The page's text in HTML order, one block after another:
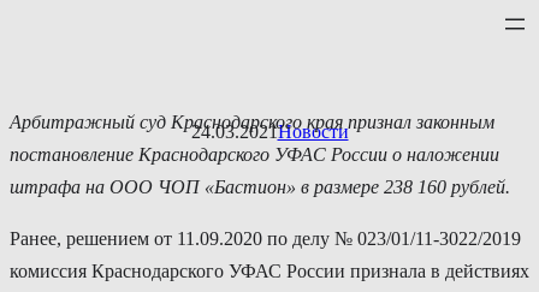
24.03.2021Новости
Арбитражный суд Краснодарского края признал законным
постановление Краснодарского УФАС России о наложении
штрафа на ООО ЧОП «Бастион» в размере 238 160 рублей.
Ранее, решением от 11.09.2020 по делу № 023/01/11-3022/2019
комиссия Краснодарского УФАС России признала в действиях